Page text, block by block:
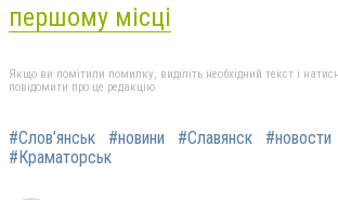
першому місці
Якщо ви помітили помилку, виділіть необхідний текст і
повідомити про це редакцію
#Слов’янськ #новини #Славянск #новости
#Краматорськ